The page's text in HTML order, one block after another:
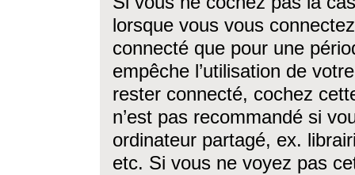
lorsque vous vous
connecté que pour une
empêche l’utilisation de
rester connecté, cochez
n’est pas recommandé si
ordinateur partagé, ex.
etc. Si vous ne voyez pas